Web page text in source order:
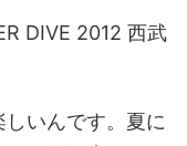
DIVE 2012 西武
いんです。夏に